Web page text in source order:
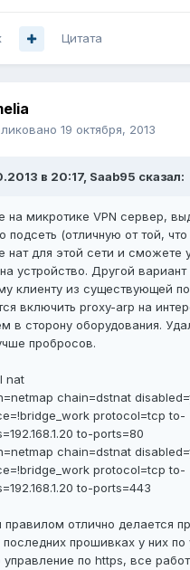
Цитата
19 октября, 2013
в 20:17, Saab95 сказал:
на микротике VPN сервер,
подсеть (отличную от той,
нат для этой сети и сможете
устройство. Другой
клиенту из существующей
включить proxy-arp на
в сторону оборудования.
пробросов.
nat
chain=dstnat
protocol=tcp to-
to-ports=80
chain=dstnat
protocol=tcp to-
to-ports=443
правилом отлично делается
прошивках у них
по https, все